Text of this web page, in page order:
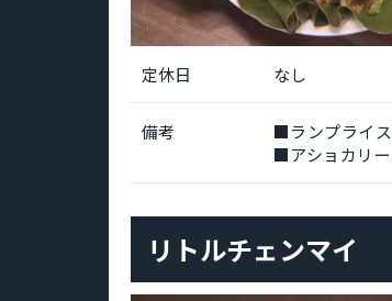
定休日 なし
備考
■ランプライ
■アショカリ
リトルチェンマイ